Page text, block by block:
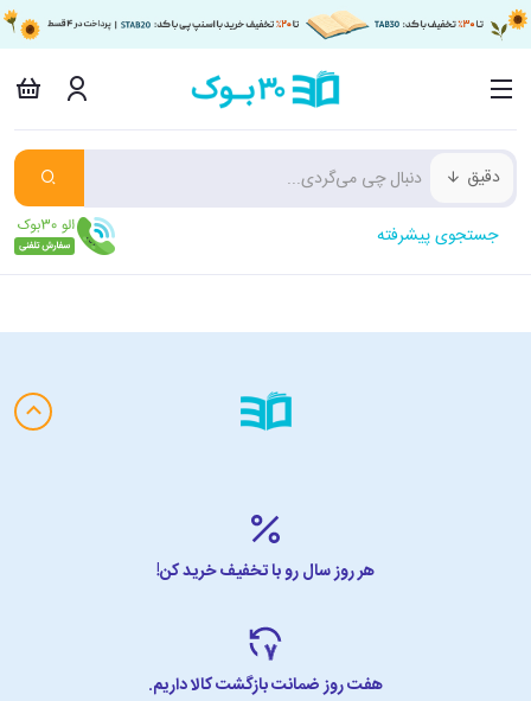
دقیق
جستجوی پیشرفته
هر روز سال رو با تخفیف خرید کن!
هفت روز ضمانت بازگشت کالا داریم.